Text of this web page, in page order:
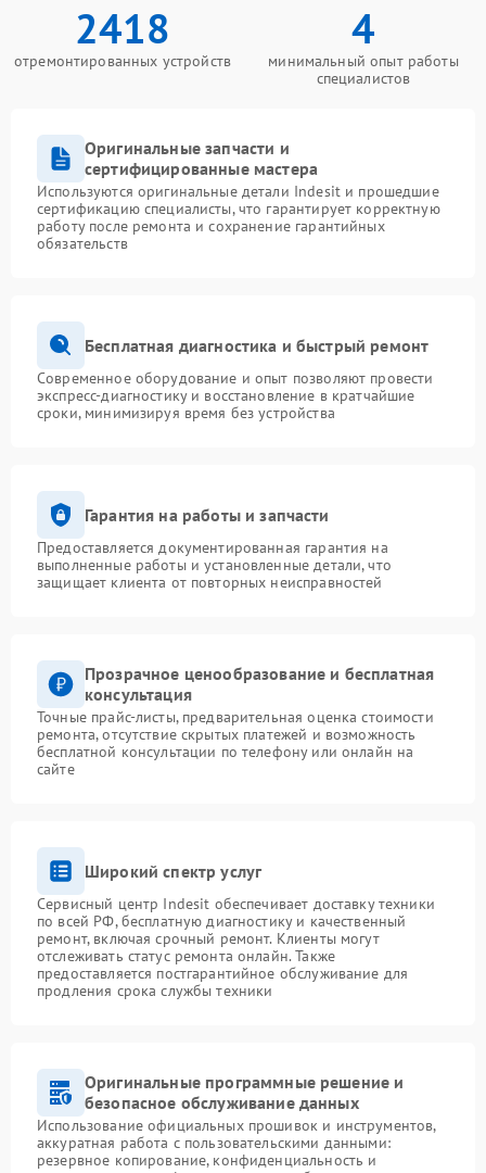
2418
отремонтированных устройств
4
минимальный опыт работы
специалистов
Оригинальные запчасти и
сертифицированные мастера
Используются оригинальные детали Indesit и прошедшие
сертификацию специалисты, что гарантирует корректную
работу после ремонта и сохранение гарантийных
обязательств
Бесплатная диагностика и быстрый ремонт
Современное оборудование и опыт позволяют провести
экспресс-диагностику и восстановление в кратчайшие
сроки, минимизируя время без устройства
Гарантия на работы и запчасти
Предоставляется документированная гарантия на
выполненные работы и установленные детали, что
защищает клиента от повторных неисправностей
Прозрачное ценообразование и бесплатная
консультация
Точные прайс-листы, предварительная оценка стоимости
ремонта, отсутствие скрытых платежей и возможность
бесплатной консультации по телефону или онлайн на
сайте
Широкий спектр услуг
Сервисный центр Indesit обеспечивает доставку техники
по всей РФ, бесплатную диагностику и качественный
ремонт, включая срочный ремонт. Клиенты могут
отслеживать статус ремонта онлайн. Также
предоставляется постгарантийное обслуживание для
продления срока службы техники
Оригинальные программные решение и
безопасное обслуживание данных
Использование официальных прошивок и инструментов,
аккуратная работа с пользовательскими данными:
резервное копирование, конфиденциальность и